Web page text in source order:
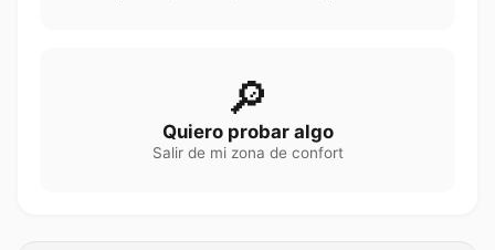
🔎
Quiero probar algo
Salir de mi zona de confort